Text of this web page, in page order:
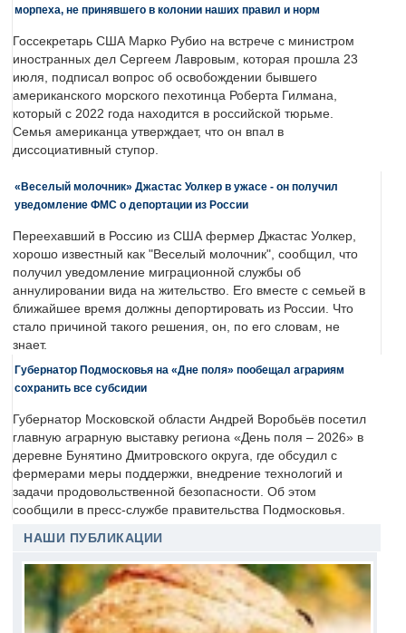
морпеха, не принявшего в колонии наших правил и норм
Госсекретарь США Марко Рубио на встрече с министром
иностранных дел Сергеем Лавровым, которая прошла 23
июля, подписал вопрос об освобождении бывшего
американского морского пехотинца Роберта Гилмана,
который с 2022 года находится в российской тюрьме.
Семья американца утверждает, что он впал в
диссоциативный ступор.
«Веселый молочник» Джастас Уолкер в ужасе - он получил
уведомление ФМС о депортации из России
Переехавший в Россию из США фермер Джастас Уолкер,
хорошо известный как "Веселый молочник", сообщил, что
получил уведомление миграционной службы об
аннулировании вида на жительство. Его вместе с семьей в
ближайшее время должны депортировать из России. Что
стало причиной такого решения, он, по его словам, не
знает.
Губернатор Подмосковья на «Дне поля» пообещал аграриям
сохранить все субсидии
Губернатор Московской области Андрей Воробьёв посетил
главную аграрную выставку региона «День поля – 2026» в
деревне Бунятино Дмитровского округа, где обсудил с
фермерами меры поддержки, внедрение технологий и
задачи продовольственной безопасности. Об этом
сообщили в пресс-службе правительства Подмосковья.
НАШИ ПУБЛИКАЦИИ